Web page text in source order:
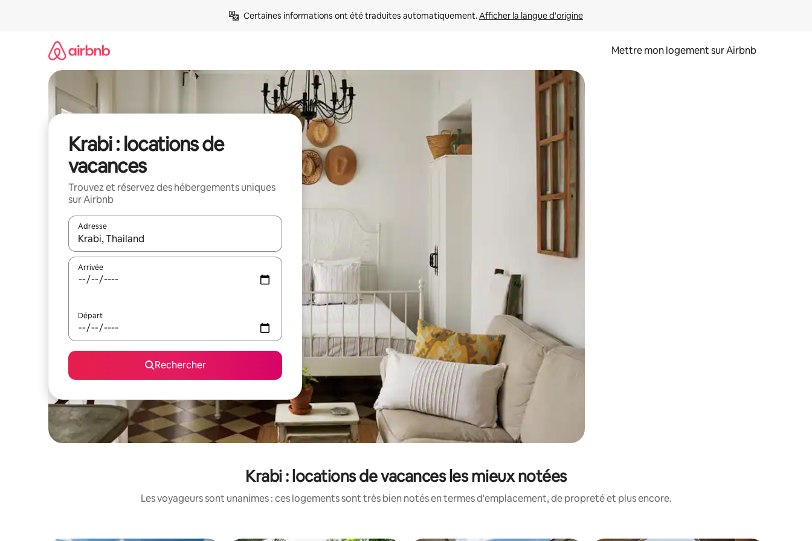
Certaines informations ont été traduites automatiquement. Afficher la langue d'origine
Mettre mon logement sur Airbnb
Krabi : locations de
vacances
Trouvez et réservez des hébergements uniques
sur Airbnb
Adresse
Lorsque les résultats s'affichent, utilisez les flèches vers le haut et vers le bas pour les parcourir ou en appuyant et en faisant glisser.
Arrivée
Départ
Rechercher
Krabi : locations de vacances les mieux notées
Les voyageurs sont unanimes : ces logements sont très bien notés en termes d'emplacement, de propreté et plus encore.